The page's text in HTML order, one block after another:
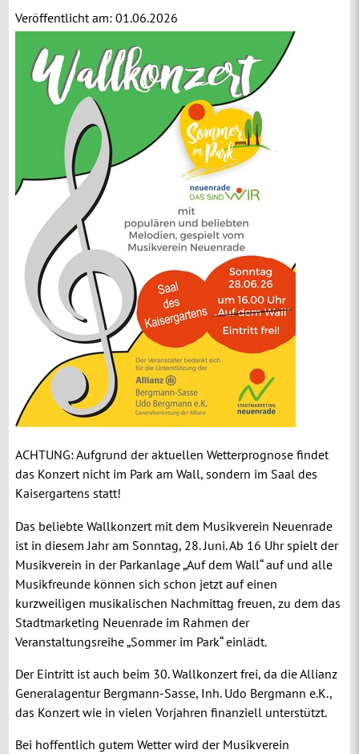
Veröffentlicht am: 01.06.2026
ACHTUNG: Aufgrund der aktuellen Wetterprognose findet
das Konzert nicht im Park am Wall, sondern im Saal des
Kaisergartens statt!
Das beliebte Wallkonzert mit dem Musikverein Neuenrade
ist in diesem Jahr am Sonntag, 28. Juni. Ab 16 Uhr spielt der
Musikverein in der Parkanlage „Auf dem Wall“ auf und alle
Musikfreunde können sich schon jetzt auf einen
kurzweiligen musikalischen Nachmittag freuen, zu dem das
Stadtmarketing Neuenrade im Rahmen der
Veranstaltungsreihe „Sommer im Park“ einlädt.
Der Eintritt ist auch beim 30. Wallkonzert frei, da die Allianz
Generalagentur Bergmann-Sasse, Inh. Udo Bergmann e.K.,
das Konzert wie in vielen Vorjahren finanziell unterstützt.
Bei hoffentlich gutem Wetter wird der Musikverein